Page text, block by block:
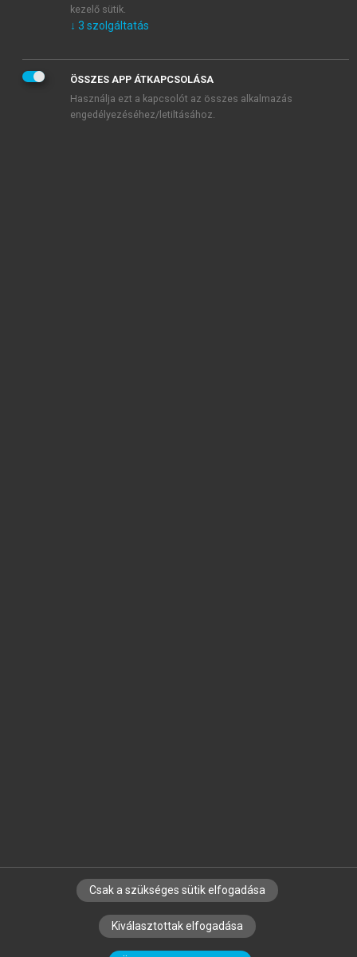
KIPRÓBÁLOM
SZERZŐKNEK CÉGEKNEK KÖNYVTÁROSOKNAK
SZERKESZTÉSI ÉS LEKTORÁLÁSI ALAPELVEK
kezelő sütik.
↓ 3 szolgáltatás
ÖSSZES APP ÁTKAPCSOLÁSA
Használja ezt a kapcsolót az összes alkalmazás
engedélyezéséhez/letiltásához.
Csak a szükséges sütik elfogadása
Kiválasztottak elfogadása